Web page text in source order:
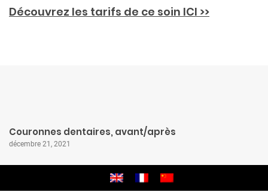
Découvrez les tarifs de ce soin ICI >>
Couronnes dentaires, avant/après
décembre 21, 2021